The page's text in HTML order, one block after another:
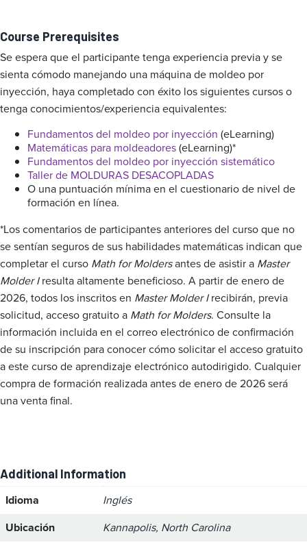
Course Prerequisites
Se espera que el participante tenga experiencia previa y se
sienta cómodo manejando una máquina de moldeo por
inyección, haya completado con éxito los siguientes cursos o
tenga conocimientos/experiencia equivalentes:
Fundamentos del moldeo por inyección (eLearning)
Matemáticas para moldeadores(eLearning)*
Fundamentos del moldeo por inyección sistemático
Taller de MOLDURAS DESACOPLADAS
O una puntuación mínima en el cuestionario de nivel de
formación en línea.
*Los comentarios de participantes anteriores del curso que no
se sentían seguros de sus habilidades matemáticas indican que
completar el curso Math for Moldersantes de asistir a Master
Molder Iresulta altamente beneficioso. A partir de enero de
2026, todos los inscritos en Master Molder Irecibirán, previa
solicitud, acceso gratuito a Math for Molders. Consulte la
información incluida en el correo electrónico de confirmación
de su inscripción para conocer cómo solicitar el acceso gratuito
a este curso de aprendizaje electrónico autodirigido. Cualquier
compra de formación realizada antes de enero de 2026 será
una venta final.
Additional Information
Idioma
Inglés
Ubicación
Kannapolis, North Carolina